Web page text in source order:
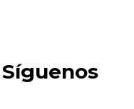
Síguenos